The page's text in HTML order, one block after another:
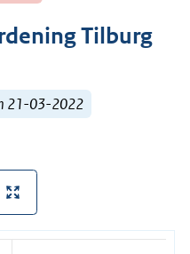
Tilburg
21-03-2022